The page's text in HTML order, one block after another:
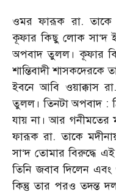
ওমর ফারূক রা. তাকে
কূফার কিছু লোক সা‘দ
অপবাদ তুলল। কূফার
শান্তিবাদী শাসকদেরকে
ইবনে আবি ওয়াক্কাস
তুলল। তিনটা অপবাদ :
যায় না। আর গনীমতের
ফারূক রা. তাকে
সা‘দ তোমার বিরুদ্ধে
তিনি জবাব দিলেন এবং
কিন্তু তার পরও তদন্ত